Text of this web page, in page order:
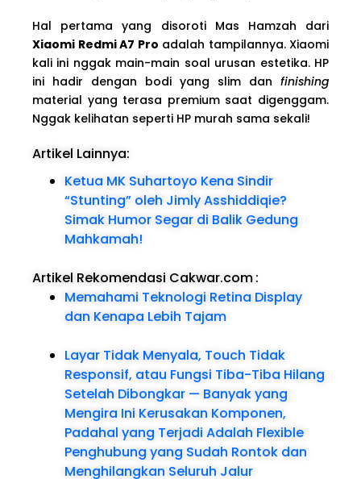
Hal pertama yang disoroti Mas Hamzah dari
Xiaomi Redmi A7 Pro adalah tampilannya. Xiaomi
kali ini nggak main-main soal urusan estetika. HP
ini hadir dengan bodi yang slim dan finishing
material yang terasa premium saat digenggam.
Nggak kelihatan seperti HP murah sama sekali!
Artikel Lainnya:
Ketua MK Suhartoyo Kena Sindir
“Stunting” oleh Jimly Asshiddiqie?
Simak Humor Segar di Balik Gedung
Mahkamah!
Artikel Rekomendasi Cakwar.com:
Memahami Teknologi Retina Display
dan Kenapa Lebih Tajam
Layar Tidak Menyala, Touch Tidak
Responsif, atau Fungsi Tiba-Tiba Hilang
Setelah Dibongkar — Banyak yang
Mengira Ini Kerusakan Komponen,
Padahal yang Terjadi Adalah Flexible
Penghubung yang Sudah Rontok dan
Menghilangkan Seluruh Jalur